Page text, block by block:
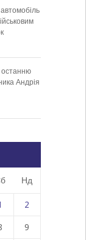
останню
Андрія
Нд
2
9